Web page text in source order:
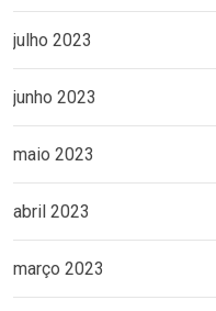
julho 2023
junho 2023
maio 2023
abril 2023
março 2023